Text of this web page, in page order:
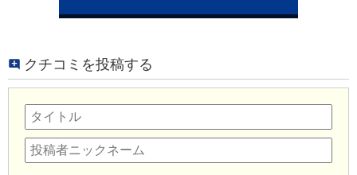
クチコミを投稿する